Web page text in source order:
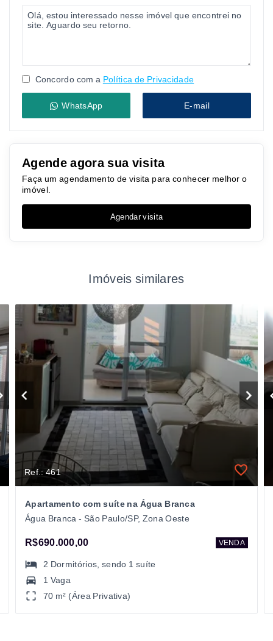
Concordo com a Política de Privacidade
WhatsApp E-mail
Agende agora sua visita
Faça um agendamento de visita para conhecer melhor o
imóvel.
Agendar visita
Imóveis similares
Ref.: 461
Apartamento com suíte na Água Branca
Água Branca - São Paulo/SP, Zona Oeste
R$690.000,00 VENDA
2 Dormitórios , sendo 1 suíte
1 Vaga
70 m² (Área Privativa)